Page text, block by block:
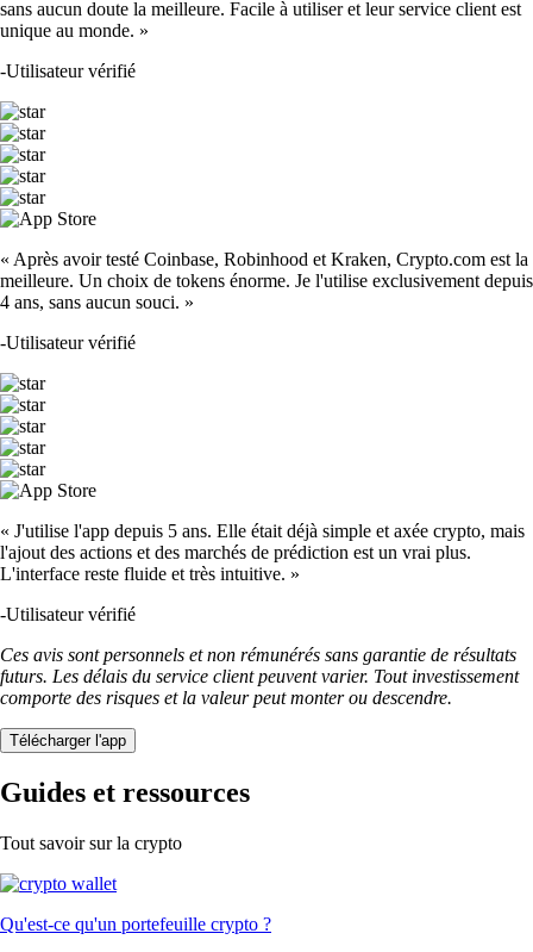
sans aucun doute la meilleure. Facile à utiliser et leur service client est
unique au monde. »
-Utilisateur vérifié
« Après avoir testé Coinbase, Robinhood et Kraken, Crypto.com est la
meilleure. Un choix de tokens énorme. Je l'utilise exclusivement depuis
4 ans, sans aucun souci. »
-Utilisateur vérifié
« J'utilise l'app depuis 5 ans. Elle était déjà simple et axée crypto, mais
l'ajout des actions et des marchés de prédiction est un vrai plus.
L'interface reste fluide et très intuitive. »
-Utilisateur vérifié
Ces avis sont personnels et non rémunérés sans garantie de résultats
futurs. Les délais du service client peuvent varier. Tout investissement
comporte des risques et la valeur peut monter ou descendre.
Télécharger l'app
Guides et ressources
Tout savoir sur la crypto
Qu'est-ce qu'un portefeuille crypto ?